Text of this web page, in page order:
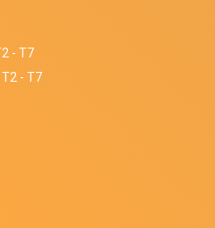
- T7
- T7